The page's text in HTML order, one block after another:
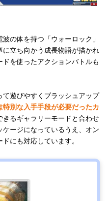
の体を持つ「ウォーロック」
立ち向かう成長物語が描かれ
を使ったアクションバトルも
遊びやすくブラッシュアップ
特別な入手手段が必要だったカ
きるギャラリーモードと合わせ
ージになっているうえ、オン
にも対応しています。